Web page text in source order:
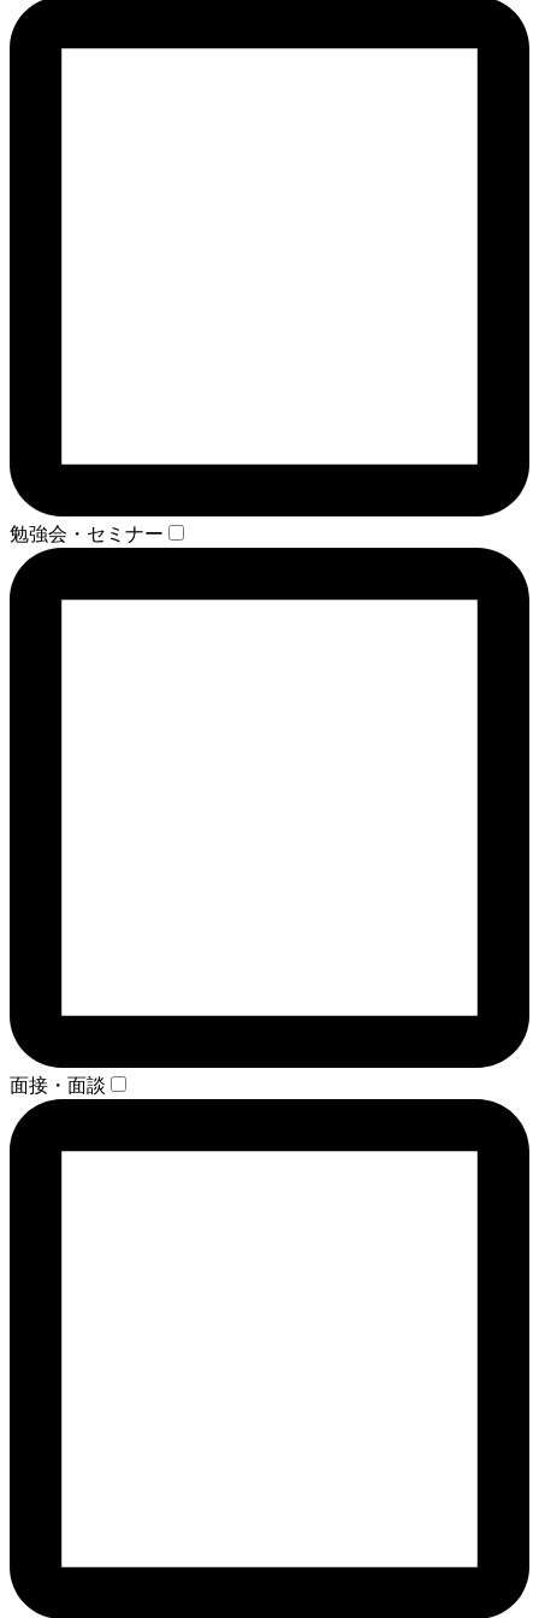
勉強会・セミナー
面接・面談